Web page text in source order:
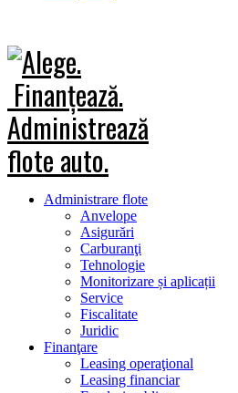
Administrare flote
Anvelope
Asigurări
Carburanţi
Tehnologie
Monitorizare și aplicații
Service
Fiscalitate
Juridic
Finanţare
Leasing operaţional
Leasing financiar